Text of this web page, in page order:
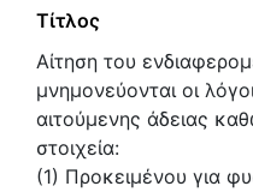
Τίτλος
Αίτηση του
μνημονεύονται οι
αιτούμενης άδειας
στοιχεία:
(1) Προκειμένου για